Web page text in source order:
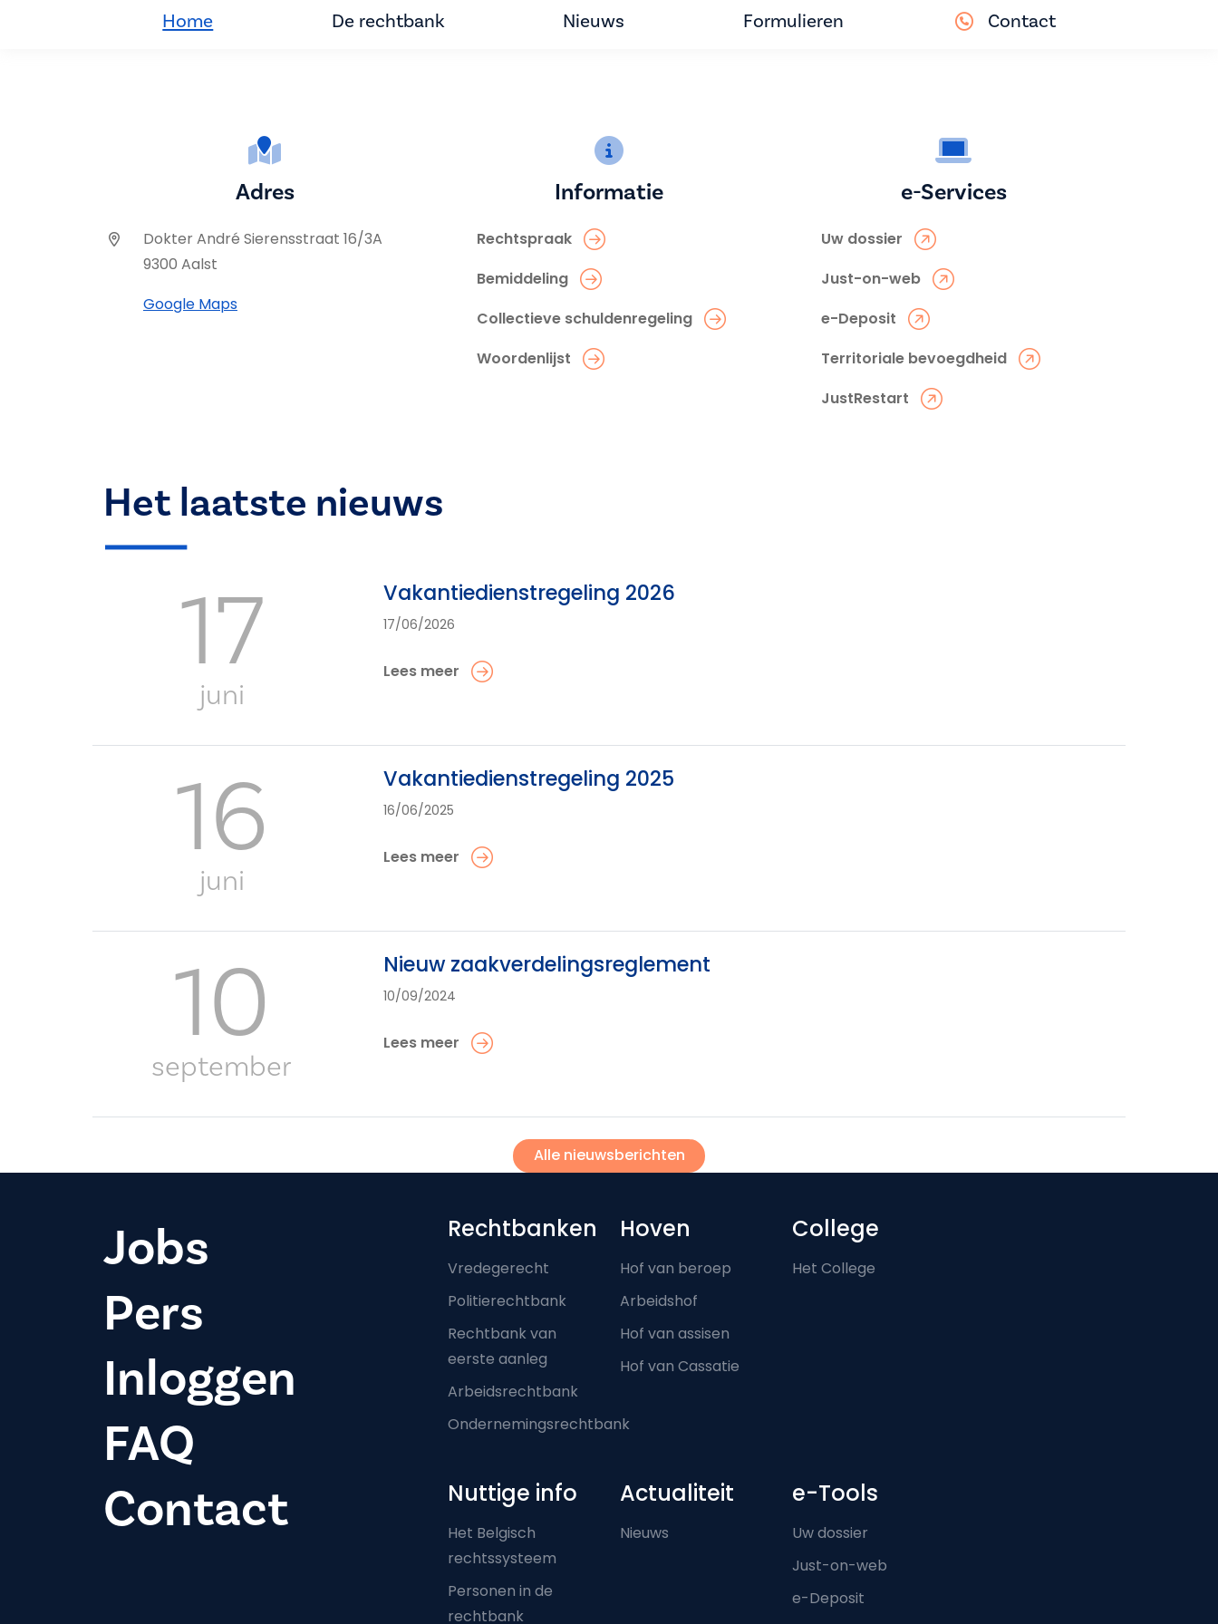
Home De rechtbank Nieuws Formulieren Contact
Adres
Dokter André Sierensstraat 16/3A
9300 Aalst
Google Maps
Informatie
Rechtspraak
Bemiddeling
Collectieve schuldenregeling
Woordenlijst
e-Services
Uw dossier
Just-on-web
e-Deposit
Territoriale bevoegdheid
JustRestart
Het laatste nieuws
17
juni
Vakantiedienstregeling 2026
17/06/2026
Lees meer
16
juni
Vakantiedienstregeling 2025
16/06/2025
Lees meer
10
september
Nieuw zaakverdelingsreglement
10/09/2024
Lees meer
Alle nieuwsberichten
Jobs
Pers
Inloggen
FAQ
Contact
Footer-menu
Rechtbanken
Vredegerecht
Politierechtbank
Rechtbank van
eerste aanleg
Arbeidsrechtbank
Ondernemingsrechtbank
Hoven
Hof van beroep
Arbeidshof
Hof van assisen
Hof van Cassatie
College
Het College
Nuttige info
Het Belgisch
rechtssysteem
Personen in de
rechtbank
Actualiteit
Nieuws
e-Tools
Uw dossier
Just-on-web
e-Deposit